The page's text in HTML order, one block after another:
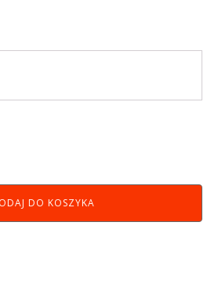
DO KOSZYKA